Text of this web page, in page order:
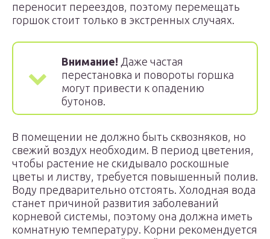
переносит переездов, поэтому перемещать
горшок стоит только в экстренных случаях.
Внимание! Даже частая
перестановка и повороты горшка
могут привести к опадению
бутонов.
В помещении не должно быть сквозняков, но
свежий воздух необходим. В период цветения,
чтобы растение не скидывало роскошные
цветы и листву, требуется повышенный полив.
Воду предварительно отстоять. Холодная вода
станет причиной развития заболеваний
корневой системы, поэтому она должна иметь
комнатную температуру. Корни рекомендуется